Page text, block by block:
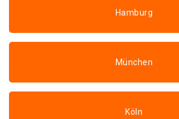
Hamburg
München
Köln